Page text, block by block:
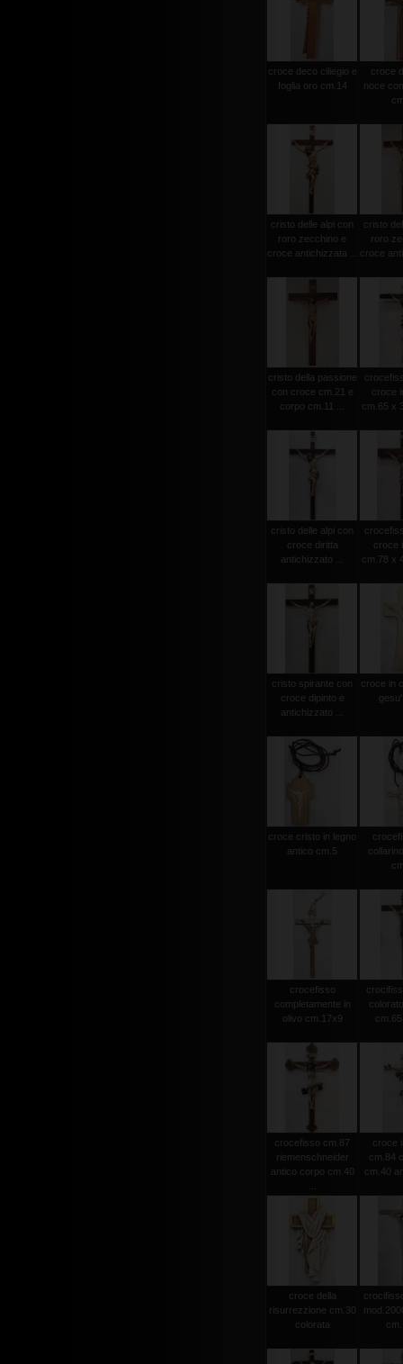
croce deco ciliegio e
foglia oro cm.14
croce
noce
cristo delle alpi con
roro zecchino e
croce antichizzata ...
cristo
roro
croce
cristo della passione
con croce cm.21 e
corpo cm.11 ...
croce
cm.65 x
cristo delle alpi con
croce diritta
antichizzato ...
croce
cm.78 x
cristo spirante con
croce dipinto e
antichizzato ...
croce in
croce cristo in legno
antico cm.5
crocefisso
completamente in
olivo cm.17x9
crocefisso cm.87
riemenschneider
antico corpo cm.40
croce
cm.84
cm.40
croce della
risurrezzione cm.30
colorata